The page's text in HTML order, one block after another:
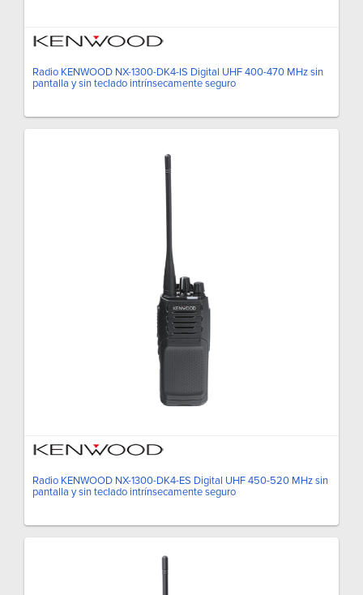
Radio KENWOOD NX-1300-DK4-IS Digital UHF 400-470 MHz sin
pantalla y sin teclado intrínsecamente seguro
Radio KENWOOD NX-1300-DK4-ES Digital UHF 450-520 MHz sin
pantalla y sin teclado intrínsecamente seguro